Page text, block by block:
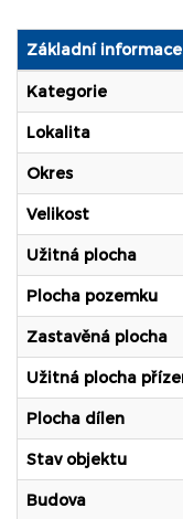
Základní informace
Kategorie
Lokalita
Okres
Velikost
Užitná plocha
Plocha pozemku
Zastavěná plocha
Užitná plocha
Plocha dílen
Stav objektu
Budova